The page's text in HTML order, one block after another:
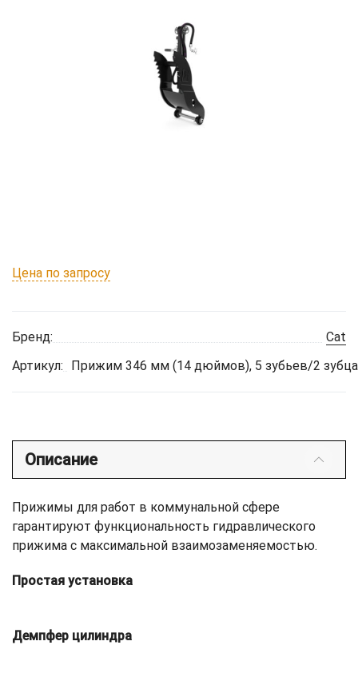
Цена по запросу
Бренд:
Cat
Артикул:
Прижим 346 мм (14 дюймов), 5 зубьев/2 зубца
Описание
Прижимы для работ в коммунальной сфере
гарантируют функциональность гидравлического
прижима с максимальной взаимозаменяемостью.
Простая установка
Демпфер цилиндра